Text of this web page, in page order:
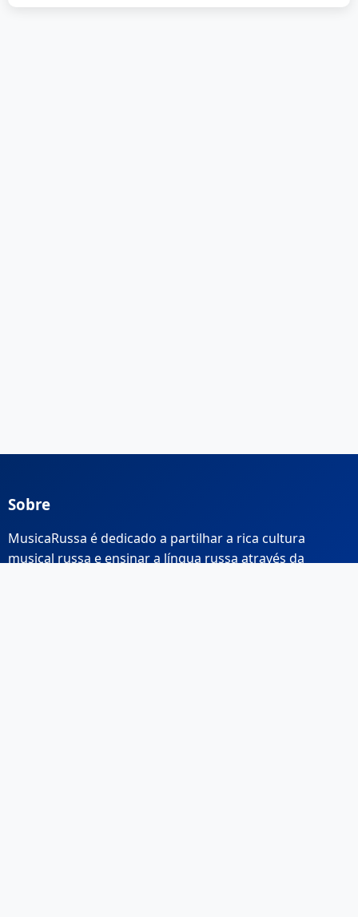
Sobre
MusicaRussa é dedicado a partilhar a rica cultura
musical russa e ensinar a língua russa através da